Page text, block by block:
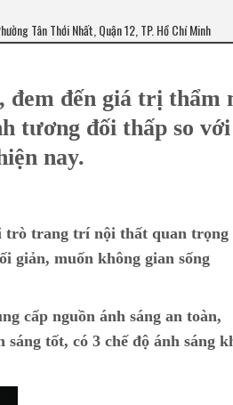
Tân Thới Nhất, Quận 12, TP. Hồ Chí Minh
đem đến giá trị thẩm
tương đối thấp so với
nay.
trò trang trí nội thất quan trọng
giản, muốn không gian sống
cấp nguồn ánh sáng an toàn,
tốt, có 3 chế độ ánh sáng